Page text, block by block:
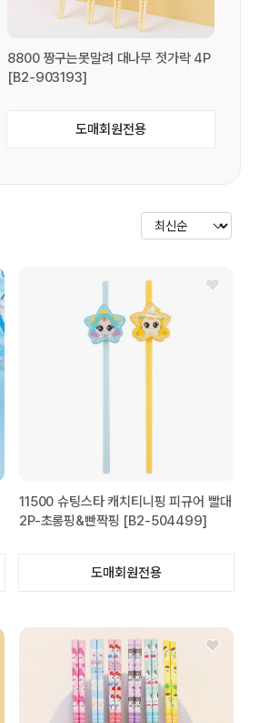
8800 짱구는못말려 대나무 젓가락 4P
[B2-903193]
도매회원전용
11500 슈팅스타 캐치티니핑 피규어 빨대
2P-초롱핑&빤짝핑 [B2-504499]
도매회원전용